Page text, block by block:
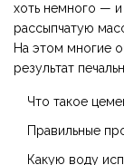
хоть немного —
рассыпчатую
На этом многие
результат
Что такое
Правильные
Какую воду